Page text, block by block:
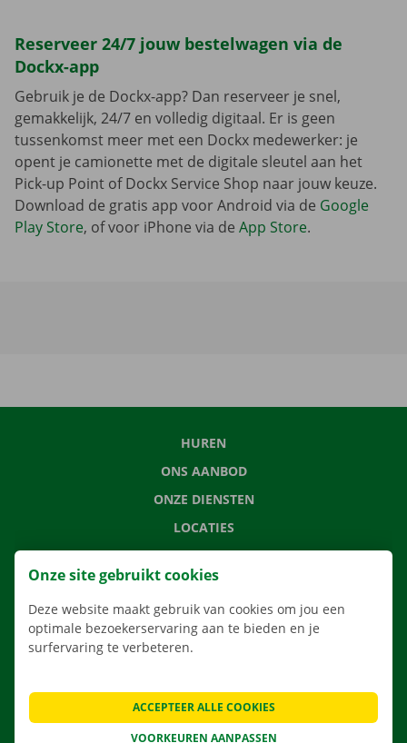
Reserveer 24/7 jouw bestelwagen via de
Dockx-app
Gebruik je de Dockx-app? Dan reserveer je snel,
gemakkelijk, 24/7 en volledig digitaal. Er is geen
tussenkomst meer met een Dockx medewerker: je
opent je camionette met de digitale sleutel aan het
Pick-up Point of Dockx Service Shop naar jouw keuze.
Download de gratis app voor Android via de Google
Play Store, of voor iPhone via de App Store.
HUREN
ONS AANBOD
ONZE DIENSTEN
LOCATIES
APP
VERHUISOPLOSSINGEN
VEELGESTELDE VRAGEN
NIEUWS
Onze site gebruikt cookies
Deze website maakt gebruik van cookies om jou een
optimale bezoekerservaring aan te bieden en je
surfervaring te verbeteren.
VOORKEUREN AANPASSEN
ACCEPTEER ALLE COOKIES